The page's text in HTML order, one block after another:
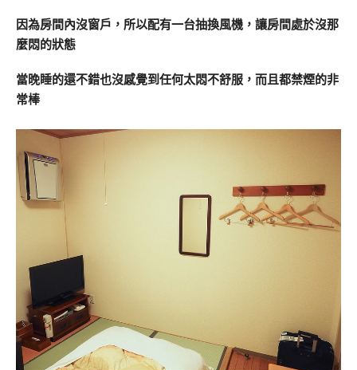
因為房間內沒窗戶，所以配有一台抽換風機，讓房間處於沒那
麼悶的狀態
當晚睡的還不錯也沒感覺到任何太悶不舒服，而且都禁煙的非
常棒